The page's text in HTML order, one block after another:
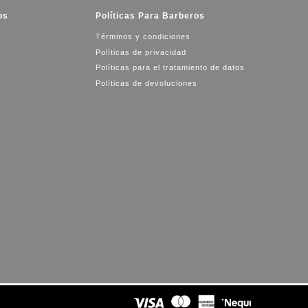
Políticas Para Barberos
Términos y condiciones
Políticas de privacidad
Políticas para el tratamiento de datos
Políticas de devoluciones